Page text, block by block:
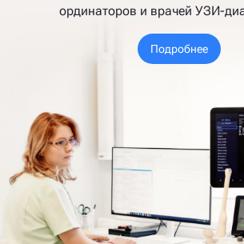
ординаторов и врачей УЗИ-
Подробнее